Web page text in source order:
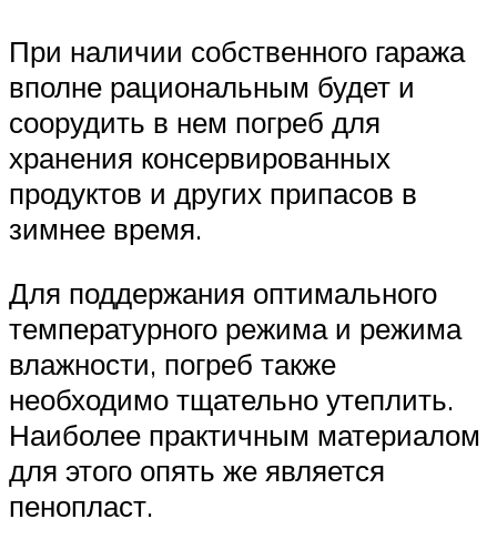
При наличии собственного гаража
вполне рациональным будет и
соорудить в нем погреб для
хранения консервированных
продуктов и других припасов в
зимнее время.
Для поддержания оптимального
температурного режима и режима
влажности, погреб также
необходимо тщательно утеплить.
Наиболее практичным материалом
для этого опять же является
пенопласт.